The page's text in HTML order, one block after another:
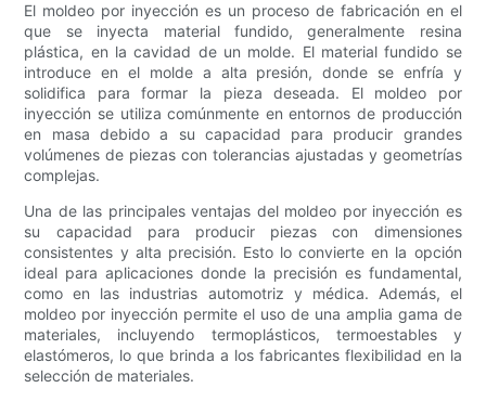
El moldeo por inyección es un proceso de fabricación en el
que se inyecta material fundido, generalmente resina
plástica, en la cavidad de un molde. El material fundido se
introduce en el molde a alta presión, donde se enfría y
solidifica para formar la pieza deseada. El moldeo por
inyección se utiliza comúnmente en entornos de producción
en masa debido a su capacidad para producir grandes
volúmenes de piezas con tolerancias ajustadas y geometrías
complejas.
Una de las principales ventajas del moldeo por inyección es
su capacidad para producir piezas con dimensiones
consistentes y alta precisión. Esto lo convierte en la opción
ideal para aplicaciones donde la precisión es fundamental,
como en las industrias automotriz y médica. Además, el
moldeo por inyección permite el uso de una amplia gama de
materiales, incluyendo termoplásticos, termoestables y
elastómeros, lo que brinda a los fabricantes flexibilidad en la
selección de materiales.